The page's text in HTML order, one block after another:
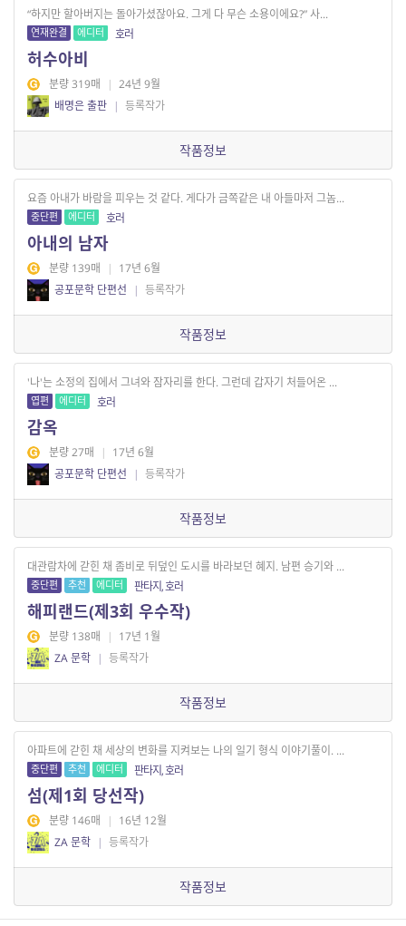
“하지만 할아버지는 돌아가셨잖아요. 그게 다 무슨 소용이에요?” 사...
연재완결 에디터 호러
허수아비
분량 319매 | 24년 9월
배명은 출판 | 등록작가
작품정보
요즘 아내가 바람을 피우는 것 같다. 게다가 금쪽같은 내 아들마저 그놈...
중단편 에디터 호러
아내의 남자
분량 139매 | 17년 6월
공포문학 단편선
| 등록작가
작품정보
'나'는 소정의 집에서 그녀와 잠자리를 한다. 그런데 갑자기 처들어온 ...
엽편 에디터 호러
감옥
분량 27매 | 17년 6월
공포문학 단편선
| 등록작가
작품정보
대관람차에 갇힌 채 좀비로 뒤덮인 도시를 바라보던 혜지. 남편 승기와 ...
중단편 추천 에디터 판타지, 호러
해피랜드(제3회 우수작)
분량 138매 | 17년 1월
ZA 문학 | 등록작가
작품정보
아파트에 갇힌 채 세상의 변화를 지켜보는 나의 일기 형식 이야기풀이. ...
중단편 추천 에디터 판타지, 호러
섬(제1회 당선작)
분량 146매 | 16년 12월
ZA 문학 | 등록작가
작품정보